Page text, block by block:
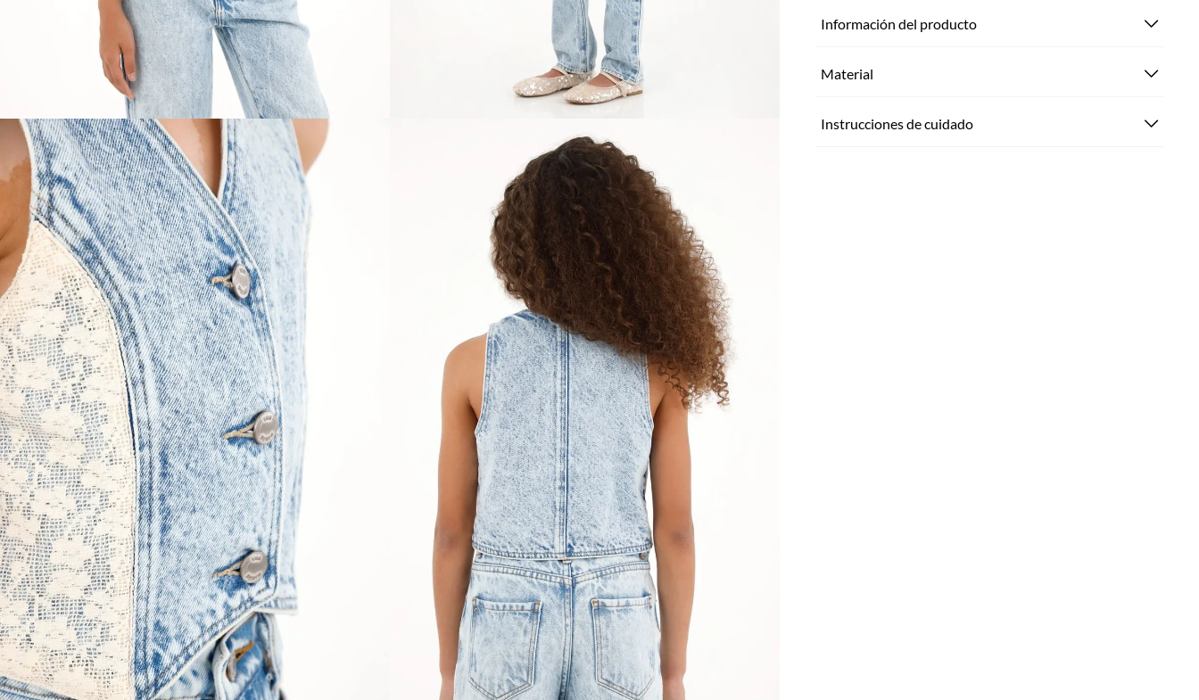
Información del producto
Material
Instrucciones de cuidado